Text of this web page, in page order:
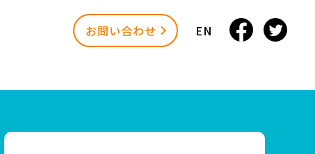
お問い合わせ EN